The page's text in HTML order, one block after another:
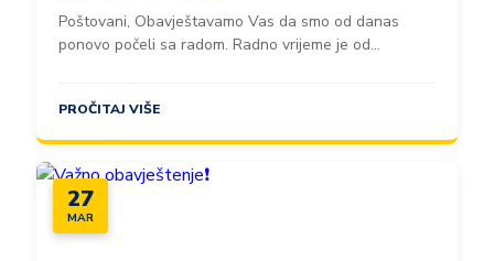
Poštovani, Obavještavamo Vas da smo od danas
ponovo počeli sa radom. Radno vrijeme je od...
PROČITAJ VIŠE
27
MAR